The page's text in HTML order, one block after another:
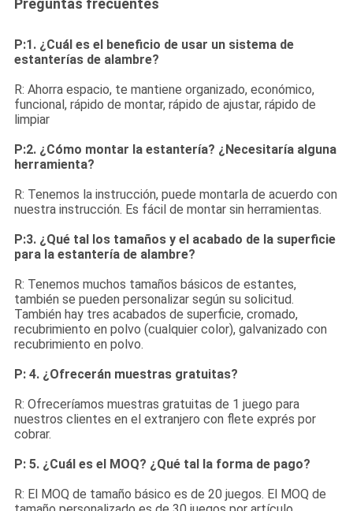
Preguntas frecuentes
P:1. ¿Cuál es el beneficio de usar un sistema de
estanterías de alambre?
R: Ahorra espacio, te mantiene organizado, económico,
funcional, rápido de montar, rápido de ajustar, rápido de
limpiar
P:2. ¿Cómo montar la estantería? ¿Necesitaría alguna
herramienta?
R: Tenemos la instrucción, puede montarla de acuerdo con
nuestra instrucción. Es fácil de montar sin herramientas.
P:3. ¿Qué tal los tamaños y el acabado de la superficie
para la estantería de alambre?
R: Tenemos muchos tamaños básicos de estantes,
también se pueden personalizar según su solicitud.
También hay tres acabados de superficie, cromado,
recubrimiento en polvo (cualquier color), galvanizado con
recubrimiento en polvo.
P: 4. ¿Ofrecerán muestras gratuitas?
R: Ofreceríamos muestras gratuitas de 1 juego para
nuestros clientes en el extranjero con flete exprés por
cobrar.
P: 5. ¿Cuál es el MOQ? ¿Qué tal la forma de pago?
R: El MOQ de tamaño básico es de 20 juegos. El MOQ de